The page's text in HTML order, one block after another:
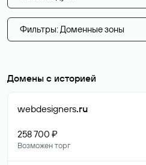
Фильтры: Доменные зоны
Домены с историей
webdesigners.ru
258 700 ₽
Возможен торг